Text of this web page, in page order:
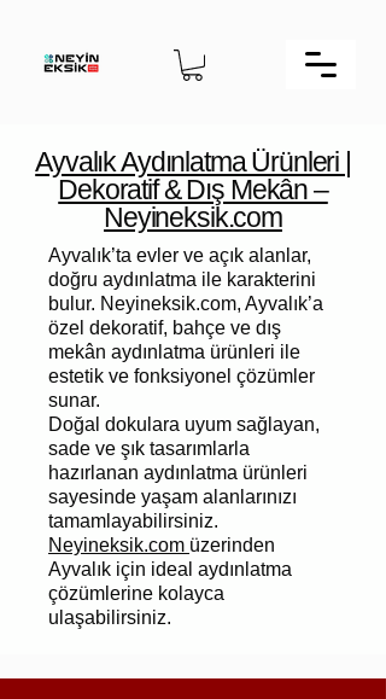
Ayvalık Aydınlatma Ürünleri |
Dekoratif & Dış Mekân –
Neyineksik.com
Ayvalık’ta evler ve açık alanlar,
doğru aydınlatma ile karakterini
bulur. Neyineksik.com, Ayvalık’a
özel dekoratif, bahçe ve dış
mekân aydınlatma ürünleri ile
estetik ve fonksiyonel çözümler
sunar.
Doğal dokulara uyum sağlayan,
sade ve şık tasarımlarla
hazırlanan aydınlatma ürünleri
sayesinde yaşam alanlarınızı
tamamlayabilirsiniz.
Neyineksik.com üzerinden
Ayvalık için ideal aydınlatma
çözümlerine kolayca
ulaşabilirsiniz.